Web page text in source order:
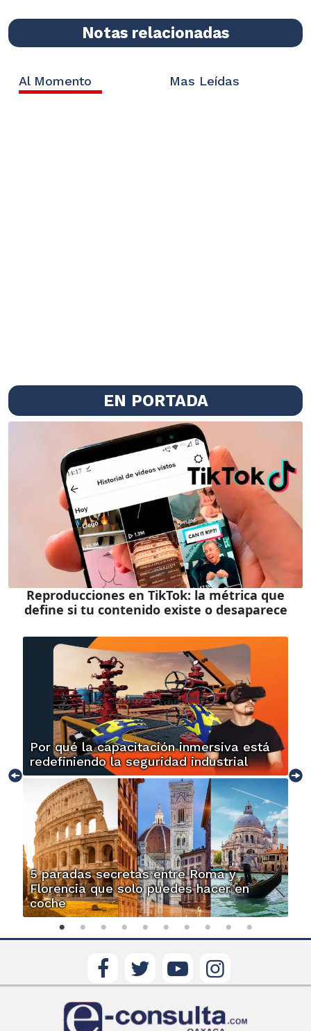
Notas relacionadas
Al Momento Mas Leídas
EN PORTADA
Reproducciones en TikTok: la métrica que
define si tu contenido existe o desaparece
Por qué la capacitación inmersiva está
redefiniendo la seguridad industrial
5 paradas secretas entre Roma y
Florencia que solo puedes hacer en
coche